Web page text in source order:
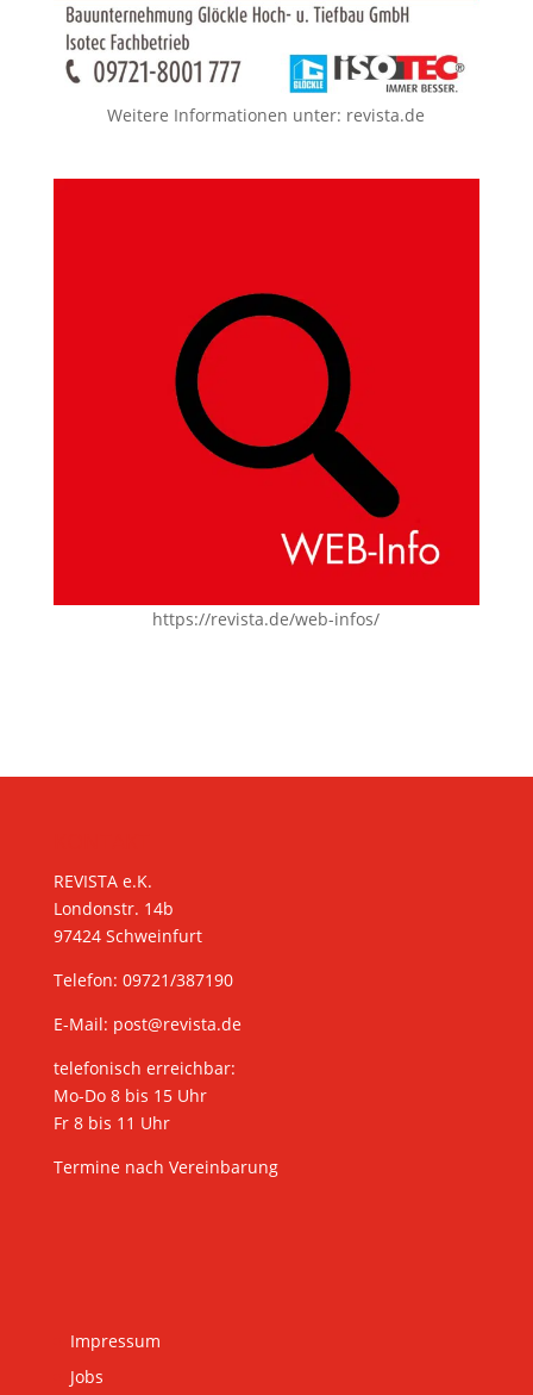
Weitere Informationen unter: revista.de
https://revista.de/web-infos/
REVISTA e.K.
Londonstr. 14b
97424 Schweinfurt
Telefon: 09721/387190
E-Mail: post@revista.de
telefonisch erreichbar:
Mo-Do 8 bis 15 Uhr
Fr 8 bis 11 Uhr
Termine nach Vereinbarung
Impressum
Jobs